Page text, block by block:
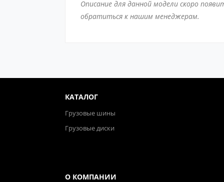
Описание для данной модели скоро
обратиться к нашим менеджерам.
КАТАЛОГ
Грузовые шины
Грузовые диски
О КОМПАНИИ